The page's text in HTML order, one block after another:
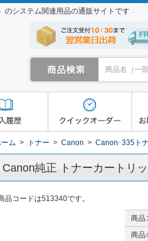
のシステム関連用品の通販サイトです
お取り寄せサービス マイページ
ム > トナー > Canon > Canon･335ト
Canon純正 トナーカートリ
品コードは513340です。
商品
商品